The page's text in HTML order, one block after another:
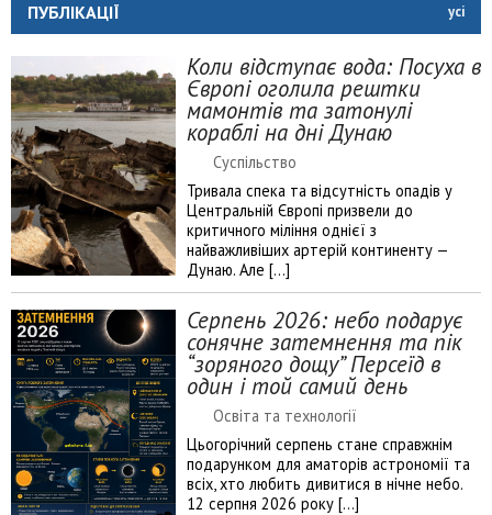
ПУБЛІКАЦІЇ
усі
Коли відступає вода: Посуха в
Європі оголила рештки
мамонтів та затонулі
кораблі на дні Дунаю
Суспільство
Тривала спека та відсутність опадів у
Центральній Європі призвели до
критичного міління однієї з
найважливіших артерій континенту —
Дунаю. Але […]
Серпень 2026: небо подарує
сонячне затемнення та пік
“зоряного дощу” Персеїд в
один і той самий день
Освіта та технології
Цьогорічний серпень стане справжнім
подарунком для аматорів астрономії та
всіх, хто любить дивитися в нічне небо.
12 серпня 2026 року […]